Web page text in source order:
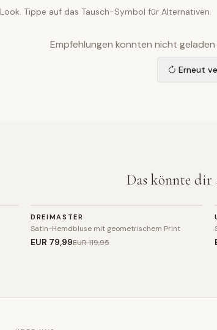
Tippe auf das Tausch-Symbol für Alternativen.
Empfehlungen konnten nicht
Erneut
Das könnte dir
SALE
DREIMASTER
Satin-Hemdbluse mit geometrischem Print
EUR 79,99EUR 119,95